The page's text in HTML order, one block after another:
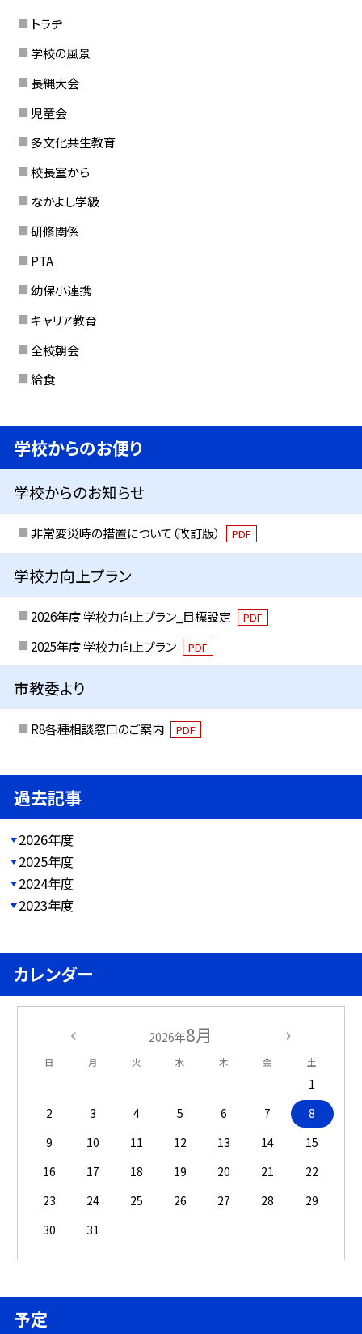
トラヂ
学校の風景
長縄大会
児童会
多文化共生教育
校長室から
なかよし学級
研修関係
PTA
幼保小連携
キャリア教育
全校朝会
給食
学校からのお便り
学校からのお知らせ
非常変災時の措置について（改訂版） PDF
学校力向上プラン
2026年度 学校力向上プラン_目標設定 PDF
2025年度 学校力向上プラン PDF
市教委より
R8各種相談窓口のご案内 PDF
過去記事
2026年度
2025年度
2024年度
2023年度
カレンダー
2026年8月
日 月 火 水 木 金 土
1
2
3 4 5 6 7
8
9
10 11 12 13 14
15
16
17 18 19 20 21
22
23
24 25 26 27 28
29
30
31
予定